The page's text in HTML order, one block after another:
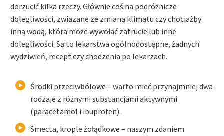
dorzucić kilka rzeczy. Głównie coś na podróżnicze
dolegliwości, związane ze zmianą klimatu czy chociażby
inną wodą, która może wywołać zatrucie lub inne
dolegliwości. Są to lekarstwa ogólnodostępne, żadnych
wydziwień, recept czy chodzenia po lekarzach.
Środki przeciwbólowe – warto mieć przynajmniej dwa
rodzaje z różnymi substancjami aktywnymi
(paracetamol i ibuprofen).
Smecta, krople żołądkowe – naszym zdaniem